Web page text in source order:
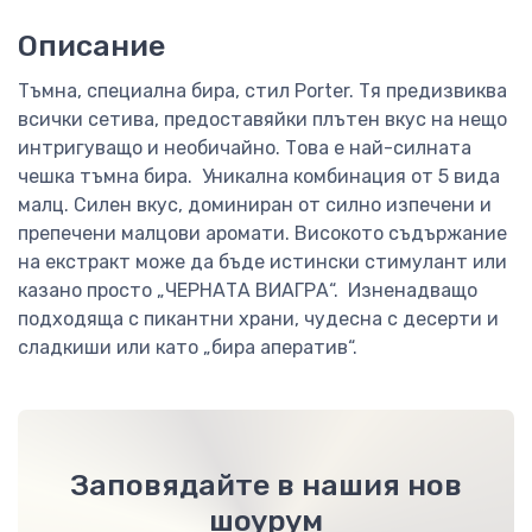
Описание
Тъмна, специална бира, стил Porter. Тя предизвиква
всички сетива, предоставяйки плътен вкус на нещо
интригуващо и необичайно. Това е най-силната
чешка тъмна бира. Уникална комбинация от 5 вида
малц. Силен вкус, доминиран от силно изпечени и
препечени малцови аромати. Високото съдържание
на екстракт може да бъде истински стимулант или
казано просто „ЧЕРНАТА ВИАГРА“. Изненадващо
подходяща с пикантни храни, чудесна с десерти и
сладкиши или като „бира аператив“.
Заповядайте в нашия нов
шоурум